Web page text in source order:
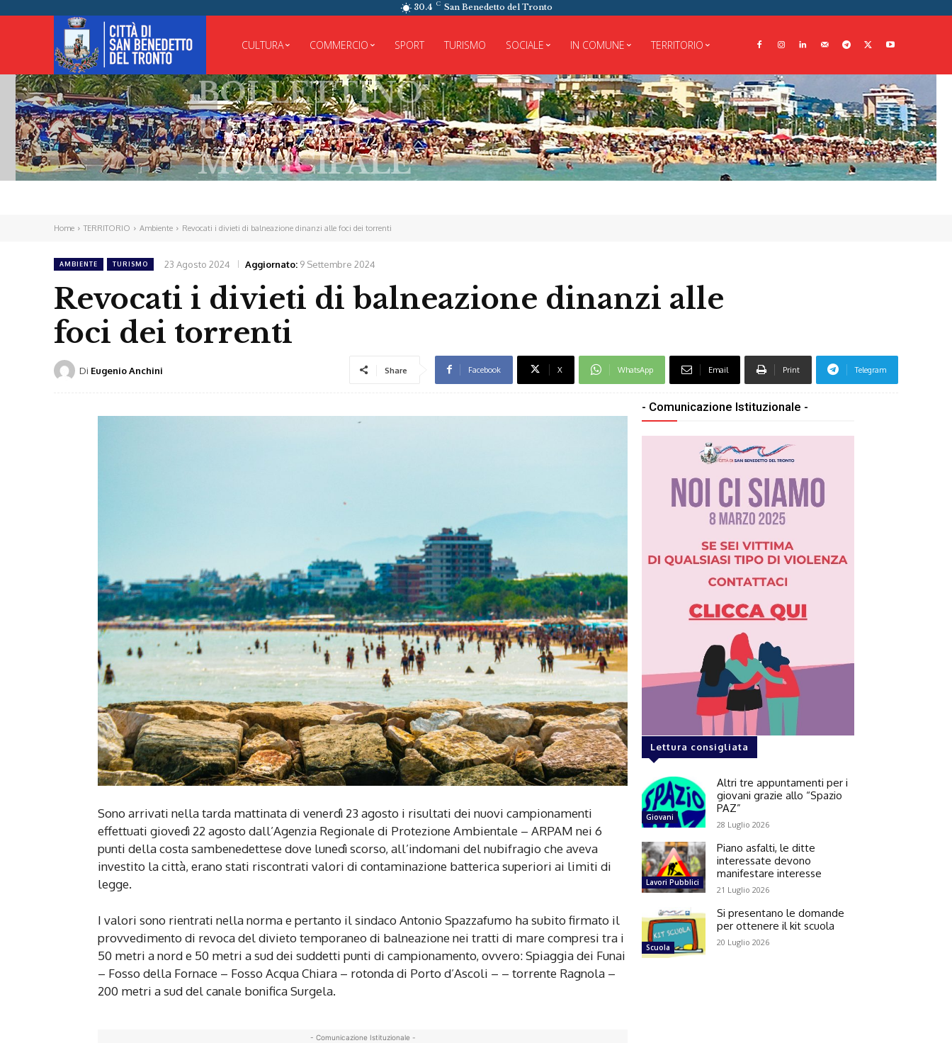
30.4 C San Benedetto del Tronto
CULTURA COMMERCIO SPORT TURISMO SOCIALE IN COMUNE TERRITORIO
BOLLETTINO
UFFICIALE
MUNICIPALE
Home TERRITORIO Ambiente Revocati i divieti di balneazione dinanzi alle foci dei torrenti
AMBIENTE TURISMO 23 Agosto 2024 Aggiornato: 9 Settembre 2024
Revocati i divieti di balneazione dinanzi alle
foci dei torrenti
Di Eugenio Anchini Share Facebook X WhatsApp Email Print Telegram
Sono arrivati nella tarda mattinata di venerdì 23 agosto i risultati dei nuovi campionamenti
effettuati giovedì 22 agosto dall’Agenzia Regionale di Protezione Ambientale – ARPAM nei 6
punti della costa sambenedettese dove lunedì scorso, all’indomani del nubifragio che aveva
investito la città, erano stati riscontrati valori di contaminazione batterica superiori ai limiti di
legge.
I valori sono rientrati nella norma e pertanto il sindaco Antonio Spazzafumo ha subito firmato il
provvedimento di revoca del divieto temporaneo di balneazione nei tratti di mare compresi tra i
50 metri a nord e 50 metri a sud dei suddetti punti di campionamento, ovvero: Spiaggia dei Funai
– Fosso della Fornace – Fosso Acqua Chiara – rotonda di Porto d’Ascoli – – torrente Ragnola –
200 metri a sud del canale bonifica Surgela.
- Comunicazione Istituzionale -
- Comunicazione Istituzionale -
Lettura consigliata
Giovani
Altri tre appuntamenti per i
giovani grazie allo “Spazio
PAZ”
28 Luglio 2026
Lavori Pubblici
Piano asfalti, le ditte
interessate devono
manifestare interesse
21 Luglio 2026
Scuola
Si presentano le domande
per ottenere il kit scuola
20 Luglio 2026